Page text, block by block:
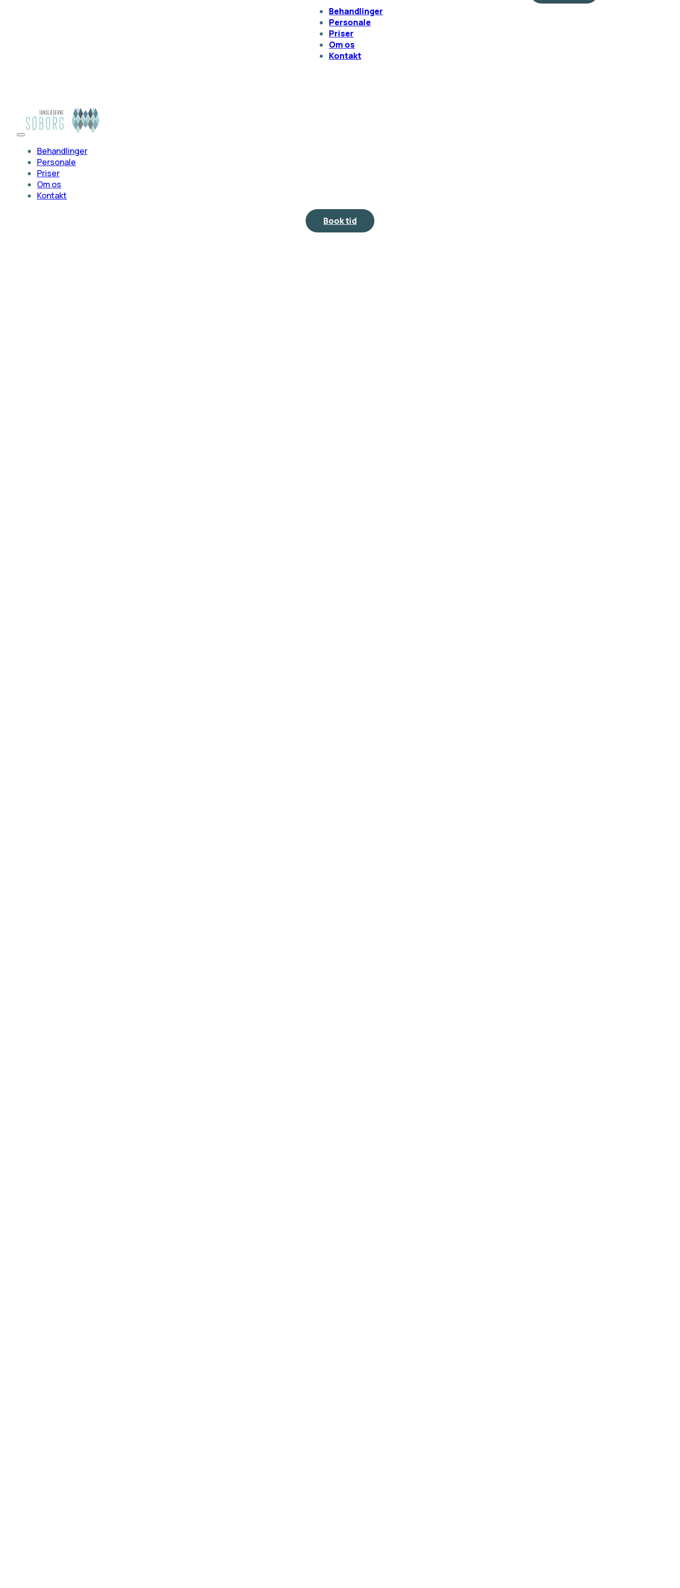
Behandlinger
Personale
Priser
Om os
Kontakt
Behandlinger
Personale
Priser
Om os
Kontakt
Book tid